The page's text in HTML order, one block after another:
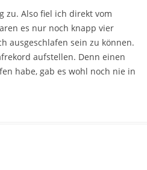
zu. Also fiel ich direkt vom
es nur noch knapp vier
ausgeschlafen sein zu können.
aufstellen. Denn einen
habe, gab es wohl noch nie in